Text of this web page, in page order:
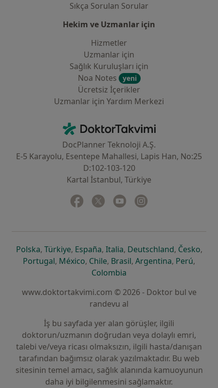
Sıkça Sorulan Sorular
Hekim ve Uzmanlar için
Hizmetler
Uzmanlar için
Sağlık Kuruluşları için
Noa Notes
yeni
Ücretsiz İçerikler
Uzmanlar için Yardım Merkezi
DoktorTakvimi - Ana Sayfa
DocPlanner Teknoloji A.Ş.
E-5 Karayolu, Esentepe Mahallesi, Lapis Han, No:25
D:102-103-120
Kartal İstanbul, Türkiye
Facebook
yeni bir sekmede açılır
Twitter
yeni bir sekmede açılır
Youtube
yeni bir sekmede açılır
Polskayeni bir sekmede açılır
, Türkiyeyeni bir sekmede açılır
, Españayeni bir sekmede açılır
, Italiayeni bir sekmede açılır
, Deutschlandyeni bir
, Českoyeni
,
Portugalyeni bir sekmede açılır
, Méxicoyeni bir sekmede açılır
, Chileyeni bir sekmede açılır
, Brasilyeni bir sekmede açılır
, Argentinayeni bir
, Perúyeni
,
Colombia
www.doktortakvimi.com © 2026 - Doktor bul ve
randevu al
İş bu sayfada yer alan görüşler, ilgili
doktorun/uzmanın doğrudan veya dolaylı emri,
talebi ve/veya ricası olmaksızın, ilgili hasta/danışan
tarafından bağımsız olarak yazılmaktadır. Bu web
sitesinin temel amacı, sağlık alanında kamuoyunun
daha iyi bilgilenmesini sağlamaktır.